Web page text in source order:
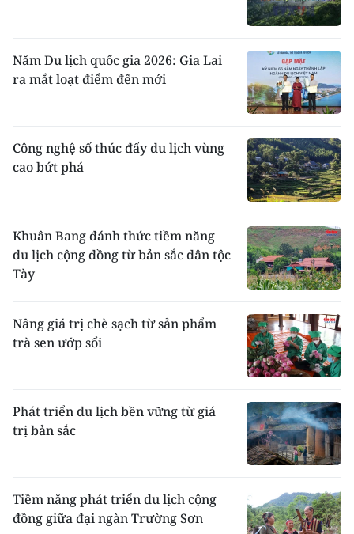
Năm Du lịch quốc gia 2026: Gia Lai
ra mắt loạt điểm đến mới
Công nghệ số thúc đẩy du lịch vùng
cao bứt phá
Khuân Bang đánh thức tiềm năng
du lịch cộng đồng từ bản sắc dân tộc
Tày
Nâng giá trị chè sạch từ sản phẩm
trà sen ướp sổi
Phát triển du lịch bền vững từ giá
trị bản sắc
Tiềm năng phát triển du lịch cộng
đồng giữa đại ngàn Trường Sơn